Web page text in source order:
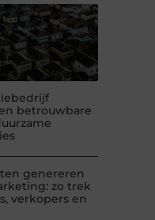
betrouwbare
genereren
zo trek
verkopers en